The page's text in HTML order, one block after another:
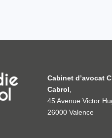
Cabinet d’avocat
Cabrol
45 Avenue Victor
26000 Valence